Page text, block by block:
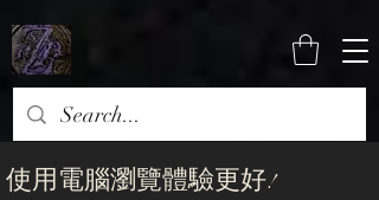
使用電腦瀏覽體驗更好!